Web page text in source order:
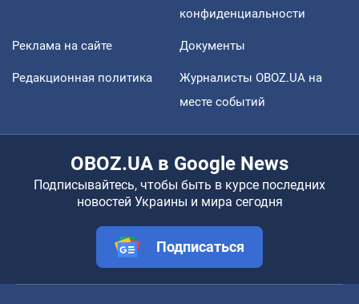
конфиденциальности
Реклама на сайте Документы
Редакционная политика
Журналисты OBOZ.UA на
месте событий
OBOZ.UA в Google News
Подписывайтесь, чтобы быть в курсе последних
новостей Украины и мира сегодня
Подписаться